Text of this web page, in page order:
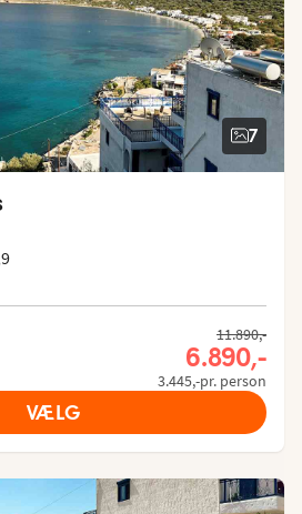
7
fra Spies gæster: 4.224/5
fra Tripadvisor: 4.9 of 5
11.890,-
6.890,-
3.445,-pr. person
VÆLG